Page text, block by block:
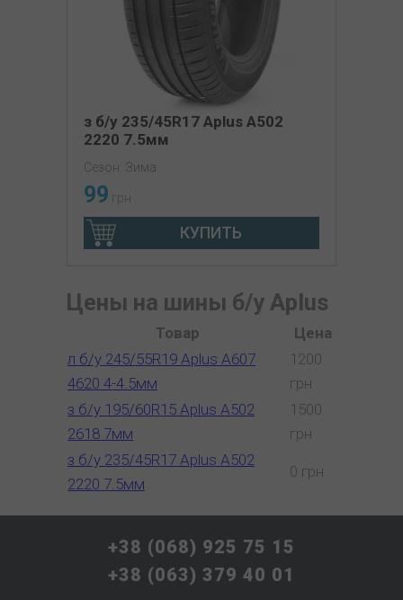
з б/у 235/45R17 Aplus A502
2220 7.5мм
Сезон: Зима
99 грн
КУПИТЬ
Цены на шины б/у Aplus
Товар
Цена
л б/у 245/55R19 Aplus A607
4620 4-4.5мм
1200
грн
з б/у 195/60R15 Aplus A502
2618 7мм
1500
грн
з б/у 235/45R17 Aplus A502
2220 7.5мм
0 грн
+38 (068) 925 75 15
+38 (063) 379 40 01